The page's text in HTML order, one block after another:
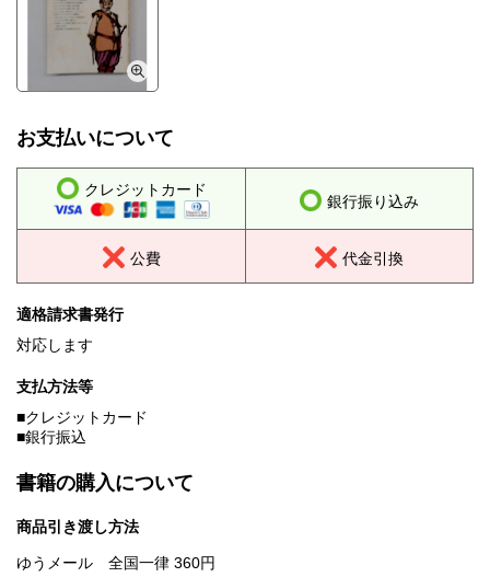
お支払いについて
クレジットカード
銀行振り込み
公費 代金引換
適格請求書発行
対応します
支払方法等
■クレジットカード
■銀行振込
書籍の購入について
商品引き渡し方法
ゆうメール 全国一律 360円